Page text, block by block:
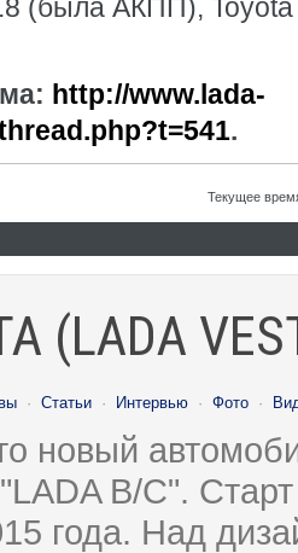
(была АКПП),
http://www.lada-
.
Текущее
(LADA
· Статьи · Интервью · Фото ·
новый
B/C".
года. Над